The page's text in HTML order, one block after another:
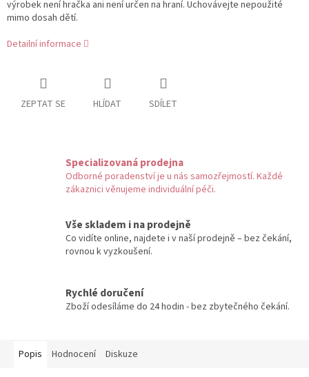
výrobek není hračka ani není určen na hraní. Uchovávejte nepoužité
mimo dosah dětí.
Detailní informace
ZEPTAT SE HLÍDAT SDÍLET
Specializovaná prodejna
Odborné poradenství je u nás samozřejmostí. Každé
zákaznici věnujeme individuální péči.
Vše skladem i na prodejně
Co vidíte online, najdete i v naší prodejně – bez čekání,
rovnou k vyzkoušení.
Rychlé doručení
Zboží odesíláme do 24 hodin - bez zbytečného čekání.
Popis Hodnocení Diskuze